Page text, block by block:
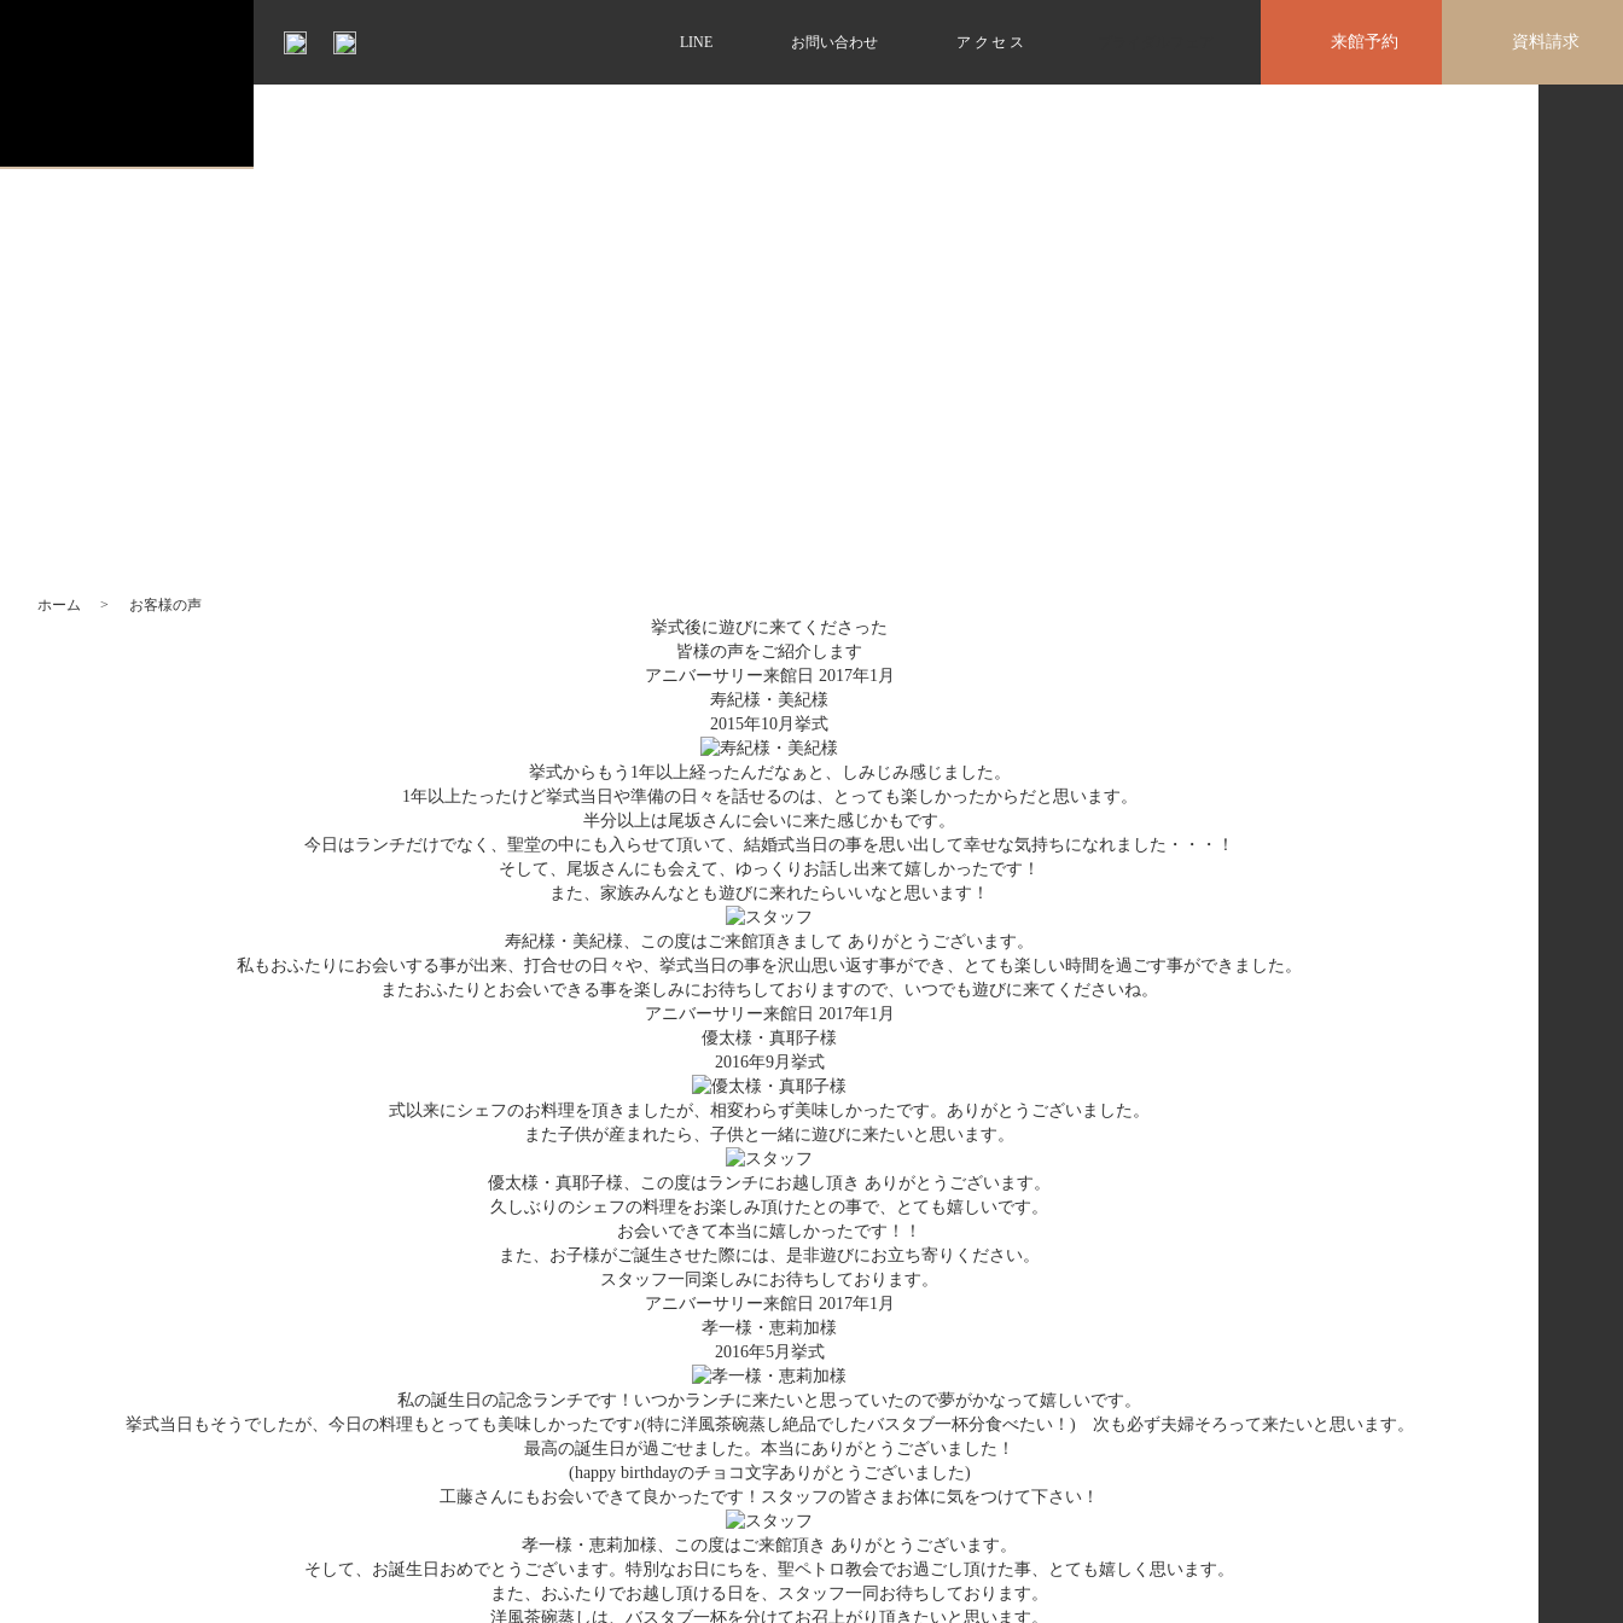
LINE お問い合わせ アクセス 来館予約 資料請求
ホーム お客様の声
挙式後に遊びに来てくださった
皆様の声をご紹介します
アニバーサリー来館日 2017年1月
寿紀様・美紀様
2015年10月挙式
挙式からもう1年以上経ったんだなぁと、しみじみ感じました。
1年以上たったけど挙式当日や準備の日々を話せるのは、とっても楽しかったからだと思います。
半分以上は尾坂さんに会いに来た感じかもです。
今日はランチだけでなく、聖堂の中にも入らせて頂いて、結婚式当日の事を思い出して幸せな気持ちになれました・・・！
そして、尾坂さんにも会えて、ゆっくりお話し出来て嬉しかったです！
また、家族みんなとも遊びに来れたらいいなと思います！
寿紀様・美紀様、この度はご来館頂きまして ありがとうございます。
私もおふたりにお会いする事が出来、打合せの日々や、挙式当日の事を沢山思い返す事ができ、とても楽しい時間を過ごす事ができました。
またおふたりとお会いできる事を楽しみにお待ちしておりますので、いつでも遊びに来てくださいね。
アニバーサリー来館日 2017年1月
優太様・真耶子様
2016年9月挙式
式以来にシェフのお料理を頂きましたが、相変わらず美味しかったです。ありがとうございました。
また子供が産まれたら、子供と一緒に遊びに来たいと思います。
優太様・真耶子様、この度はランチにお越し頂き ありがとうございます。
久しぶりのシェフの料理をお楽しみ頂けたとの事で、とても嬉しいです。
お会いできて本当に嬉しかったです！！
また、お子様がご誕生させた際には、是非遊びにお立ち寄りください。
スタッフ一同楽しみにお待ちしております。
アニバーサリー来館日 2017年1月
孝一様・恵莉加様
2016年5月挙式
私の誕生日の記念ランチです！いつかランチに来たいと思っていたので夢がかなって嬉しいです。
挙式当日もそうでしたが、今日の料理もとっても美味しかったです♪(特に洋風茶碗蒸し絶品でしたバスタブ一杯分食べたい！) 次も必ず夫婦そろって来たいと思います。
最高の誕生日が過ごせました。本当にありがとうございました！
(happy birthdayのチョコ文字ありがとうございました)
工藤さんにもお会いできて良かったです！スタッフの皆さまお体に気をつけて下さい！
孝一様・恵莉加様、この度はご来館頂き ありがとうございます。
そして、お誕生日おめでとうございます。特別なお日にちを、聖ペトロ教会でお過ごし頂けた事、とても嬉しく思います。
また、おふたりでお越し頂ける日を、スタッフ一同お待ちしております。
洋風茶碗蒸しは、バスタブ一杯を分けてお召上がり頂きたいと思います。